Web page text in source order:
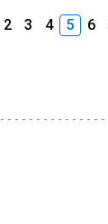
2 3 4 5 6